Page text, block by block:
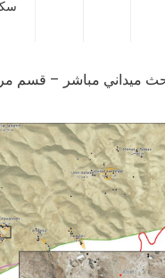
ميداني مباشر – قسم مراقبة